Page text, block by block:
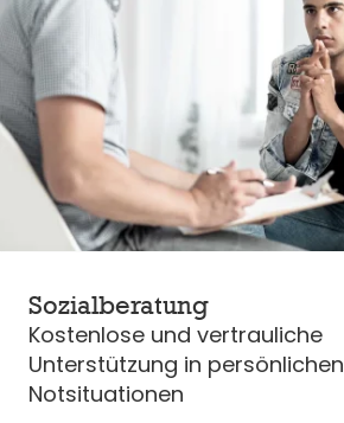
Sozialberatung
Kostenlose und vertrauliche
Unterstützung in persönlichen
Notsituationen